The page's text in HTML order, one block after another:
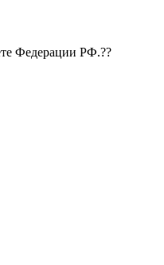
Федерации РФ.??